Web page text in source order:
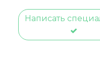
Написать